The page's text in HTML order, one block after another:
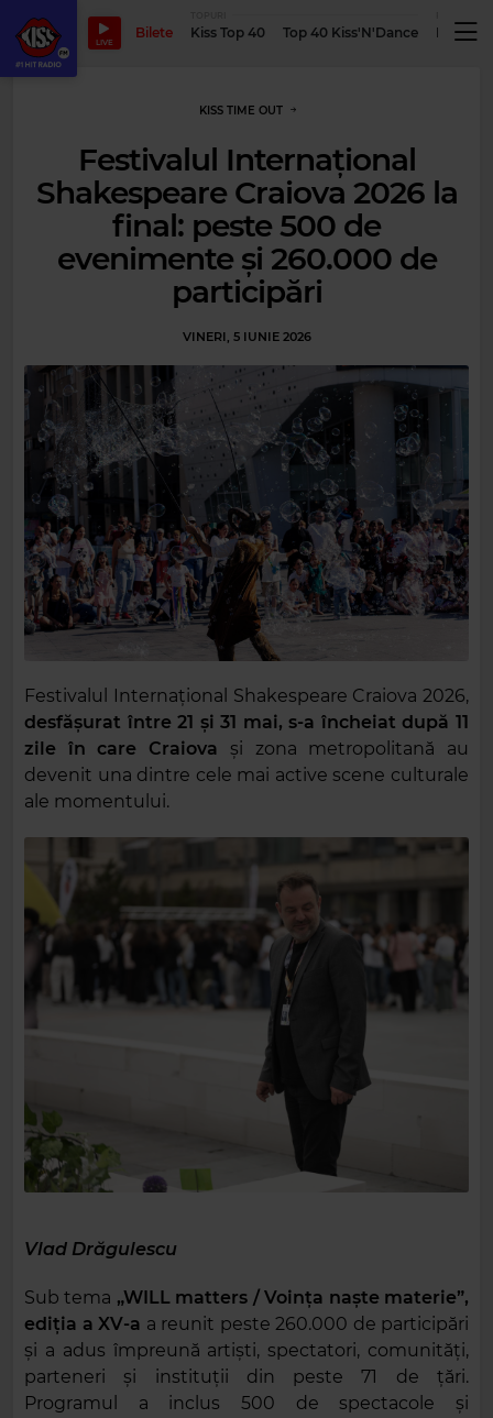
LIVE
Bilete Kiss Top 40 Top 40 Kiss'N'Dance
KISS TIME OUT
Festivalul Internațional
Shakespeare Craiova 2026 la
final: peste 500 de
evenimente și 260.000 de
participări
VINERI, 5 IUNIE 2026
Festivalul Internațional Shakespeare Craiova 2026,
desfășurat între 21 și 31 mai, s-a încheiat după 11
zile în care Craiova și zona metropolitană au
devenit una dintre cele mai active scene culturale
ale momentului.
Vlad Drăgulescu
Sub tema „WILL matters / Voința naște materie”,
ediția a XV-a a reunit peste 260.000 de participări
și a adus împreună artiști, spectatori, comunități,
parteneri și instituții din peste 71 de țări.
Programul a inclus 500 de spectacole și